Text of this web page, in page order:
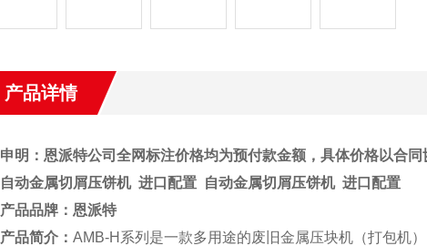
产品详情
申明：恩派特公司全网标注价格均为预付款金额，具体价格以合同
自动金属切屑压饼机 进口配置 自动金属切屑压饼机 进口配置
产品品牌： 恩派特
产品简介： AMB-H系列是一款多用途的废旧金属压块机（打包机